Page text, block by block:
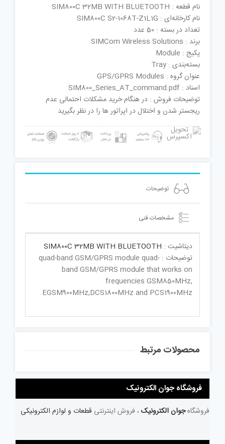
نام قطعه : SIM800C 32MB WITH BLUETOOTH
نام کارخانه‌ای : SIM800C S2-1068T-Z1L1G
تعداد در بسته : 50 عدد
برند : SIMCom Wireless Solutions
پکیج : Module
بسته‌بندی : Tray
عنوان گروه : GPS/GPRS Modules
اسناد : SIM800_Series_AT_command.pdf
توضیحات فروش : در هنگام خرید مشکلات احتمالی عدم
ریجستر شدن و اختلال در اپراتور ها را در نظر بگیرید
توضیحات
مشخصات فنی
دیتاشیت : SIM800C 32MB WITH BLUETOOTH
توضیحات : quad-band GSM/GPRS module quad-
band GSM/GPRS module that works on
frequencies GSM850MHz,
EGSM900MHz,DCS1800MHz and PCS1900MHz
محصولات مرتبط
فروشگاه جوان الکترونیک
فروشگاهجوان الکترونیک ، فروش اینترنتی قطعات و لوازم الکترونیکی